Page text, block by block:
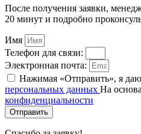
После получения заявки,
20 минут и подробно
Имя
Телефон для связи:
Электронная почта:
Нажимая «Отправить», я даю
персональных данных На
конфиденциальности
Отправить